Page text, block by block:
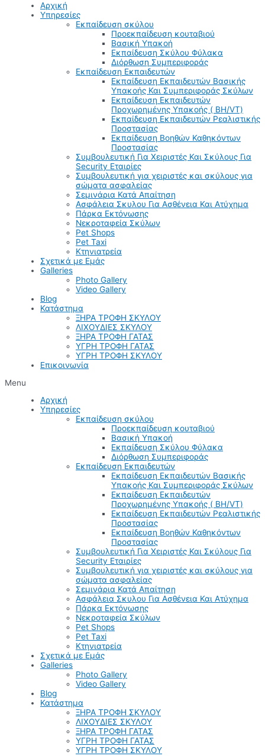
Αρχική
Υπηρεσίες
Εκπαίδευση σκύλου
Προεκπαίδευση κουταβιού
Βασική Υπακοή
Εκπαίδευση Σκύλου Φύλακα
Διόρθωση Συμπεριφοράς
Εκπαίδευση Εκπαιδευτών
Εκπαίδευση Εκπαιδευτών Βασικής
Υπακοής Και Συμπεριφοράς Σκύλων
Εκπαίδευση Εκπαιδευτών
Προχωρημένης Υπακοής ( BH/VT)
Εκπαίδευση Εκπαιδευτών Ρεαλιστικής
Προστασίας
Εκπαίδευση Βοηθών Καθηκόντων
Προστασίας
Συμβουλευτική Για Χειριστές Και Σκύλους Για
Security Εταιρίες
Συμβουλευτική για χειριστές και σκύλους για
σώματα ασφαλείας
Σεμινάρια Κατά Απαίτηση
Ασφάλεια Σκυλου Για Ασθένεια Και Ατύχημα
Πάρκα Εκτόνωσης
Νεκροταφεία Σκύλων
Pet Shops
Pet Taxi
Κτηνιατρεία
Σχετικά με Εμάς
Galleries
Photo Gallery
Video Gallery
Blog
Κατάστημα
ΞΗΡΑ ΤΡΟΦΗ ΣΚΥΛΟΥ
ΛΙΧΟΥΔΙΕΣ ΣΚΥΛΟΥ
ΞΗΡΑ ΤΡΟΦΗ ΓΑΤΑΣ
ΥΓΡΗ ΤΡΟΦΗ ΓΑΤΑΣ
ΥΓΡΗ ΤΡΟΦΗ ΣΚΥΛΟΥ
Επικοινωνία
Menu
Αρχική
Υπηρεσίες
Εκπαίδευση σκύλου
Προεκπαίδευση κουταβιού
Βασική Υπακοή
Εκπαίδευση Σκύλου Φύλακα
Διόρθωση Συμπεριφοράς
Εκπαίδευση Εκπαιδευτών
Εκπαίδευση Εκπαιδευτών Βασικής
Υπακοής Και Συμπεριφοράς Σκύλων
Εκπαίδευση Εκπαιδευτών
Προχωρημένης Υπακοής ( BH/VT)
Εκπαίδευση Εκπαιδευτών Ρεαλιστικής
Προστασίας
Εκπαίδευση Βοηθών Καθηκόντων
Προστασίας
Συμβουλευτική Για Χειριστές Και Σκύλους Για
Security Εταιρίες
Συμβουλευτική για χειριστές και σκύλους για
σώματα ασφαλείας
Σεμινάρια Κατά Απαίτηση
Ασφάλεια Σκυλου Για Ασθένεια Και Ατύχημα
Πάρκα Εκτόνωσης
Νεκροταφεία Σκύλων
Pet Shops
Pet Taxi
Κτηνιατρεία
Σχετικά με Εμάς
Galleries
Photo Gallery
Video Gallery
Blog
Κατάστημα
ΞΗΡΑ ΤΡΟΦΗ ΣΚΥΛΟΥ
ΛΙΧΟΥΔΙΕΣ ΣΚΥΛΟΥ
ΞΗΡΑ ΤΡΟΦΗ ΓΑΤΑΣ
ΥΓΡΗ ΤΡΟΦΗ ΓΑΤΑΣ
ΥΓΡΗ ΤΡΟΦΗ ΣΚΥΛΟΥ